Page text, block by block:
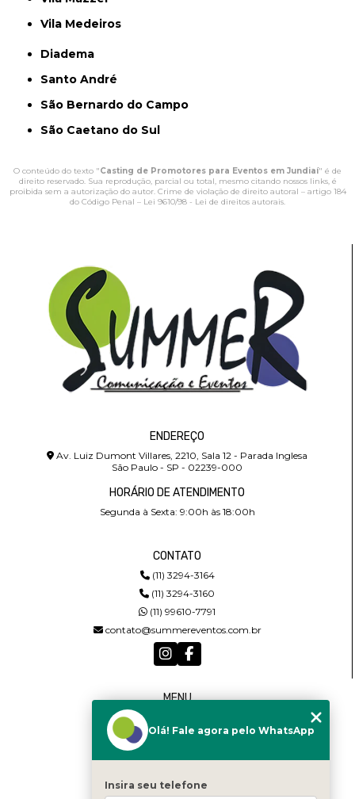
Vila Medeiros
Diadema
Santo André
São Bernardo do Campo
São Caetano do Sul
O conteúdo do texto "Casting de Promotores para Eventos em Jundiaí" é de
direito reservado. Sua reprodução, parcial ou total, mesmo citando nossos links, é
proibida sem a autorização do autor. Crime de violação de direito autoral – artigo 184
do Código Penal – Lei 9610/98 - Lei de direitos autorais.
ENDEREÇO
Av. Luiz Dumont Villares, 2210, Sala 12 - Parada Inglesa
São Paulo - SP - 02239-000
HORÁRIO DE ATENDIMENTO
Segunda à Sexta: 9:00h às 18:00h
CONTATO
(11) 3294-3164
(11) 3294-3160
(11) 99610-7791
contato@summereventos.com.br
MENU
QUEM SOMOS
CONTATO
Olá! Fale agora pelo WhatsApp
Insira seu telefone